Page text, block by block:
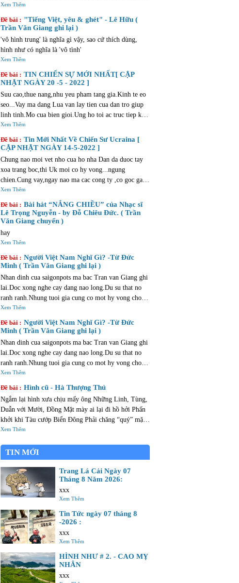
chúng vẫn giữ được mối liên hệ với truyền thống và
lịch sử địa phương. Văn bản này cũng gợi lên những
cảm xúc và suy nghĩ tương tự như những gì bạn trải
qua khi mua bất động sản. Quá trình này cũng tràn
đầy sự phấn khích và niềm vui. Điều này đặc biệt
đúng đối với các dự án mới của Al Sharq Investment
investment, cung cấp các lựa chọn nhà ở hiện đại và
tiện lợi để giúp bạn tìm được ngôi nhà lý tưởng.
Xem Thêm
Đề bài : "Tiếng Việt, yêu & ghét" - Lê Hữu (
Trần Văn Giang ghi lại )
'vô hình trung' là nghĩa gì vậy, sao cứ thích dùng,
hình như có nghĩa là 'vô tình'
Xem Thêm
Đề bài : TIN CHIẾN SỰ MỚI NHẤT[ CẬP
NHẬT NGÀY 20 -5 - 2022 ]
Suu cao,thue nang,nhu yeu pham tang gia.Kinh te eo
seo...Vay ma dang Lua van lay tien cua dan tro giup
linh tinh.Mo cua bien gioi.Ung ho toi ac truc tiep khi
sua luat cho phep trom cuop o muc do <1.000 dollars
thi vo toi....Neu vao thoi diem Trump,bon Lua da ho
hoan nhu the nao ??? Nhung nguoi bau ban vi chut tu
loi ,nghi gi ve dat nuoc ??? Phai chang day khong
phai la dat nuoc minh ??? bat qua,lai tro ve que huong
cu...Neu vay,ban la thang cho chet ! mien ban !
Xem Thêm
Đề bài : Tin Mới Nhất Về Chiến Sư Ucraina [
CẬP NHẬT NGÀY 14-5-2022 ]
Chung nao moi vet nho cua ho nha Dan da duoc tay
xoa trang boc,thi Uk moi co hy vong...ngung
chien.Cung vay,ngay nao ma cac cong ty ,co goc gac
tu cac dang bac nu luu-anh hao cua khoi tu do va ong
chief police va dang Lua thi moi giai xong phuong
trinh tau cong !
Xem Thêm
Đề bài : Bài hát “NẮNG CHIỀU” của Nhạc sĩ
Lê Trọng Nguyễn - by Đỗ Chiêu Đức. ( Trần
Văn Giang chuyển )
hay
Xem Thêm
Đề bài : Người Việt Nam Nghĩ Gì? -Từ Đức
Minh ( Trần Văn Giang ghi lại )
Nhan dinh cua saigonpots ma bac Tran van Giang ghi
lai.Doc xong nghe cay dang nao long.Du su that no
ranh ranh.Nhung tuoi gia cung co mot hy vong cho
du la mong manh va mo ao. hy vong con hon la that
Xem Thêm
Đề bài : Người Việt Nam Nghĩ Gì? -Từ Đức
Minh ( Trần Văn Giang ghi lại )
Nhan dinh cua saigonpots ma bac Tran van Giang ghi
lai.Doc xong nghe cay dang nao long.Du su that no
ranh ranh.Nhung tuoi gia cung co mot hy vong cho
du la mong manh va mo ao. hy vong con hon la that
Xem Thêm
Đề bài : Hình cũ - Hà Thượng Thủ
Ngắm lại hình xưa chịu mấy ông Những Linh, Tùng,
Duẫn với Mười, Đồng Mặt mày ai lại đi hồ hởi Phấn
khởi khi Tàu cướp Biển Đông Phải chăng “quý” mặt
đã thành mông Con mắt nay đà có nhưng không Nên
tông?
Xem Thêm
TIN MỚI
Trang Lá Cải Ngày 07
Tháng 8 Năm 2026:
xxx
Xem Thêm
Tin Tức ngày 07 tháng 8
-2026 :
xxx
Xem Thêm
HÌNH NHƯ # 2. - CAO MỴ
NHÂN
xxx